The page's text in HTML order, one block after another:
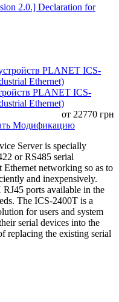
2.0.] Declaration for
PLANET ICS-
Ethernet)
от 22770 грн
Модификацию
Server is specially
or RS485 serial
networking so as to
and inexpensively.
ports available in the
The ICS-2400T is a
for users and system
serial devices into the
replacing the existing serial